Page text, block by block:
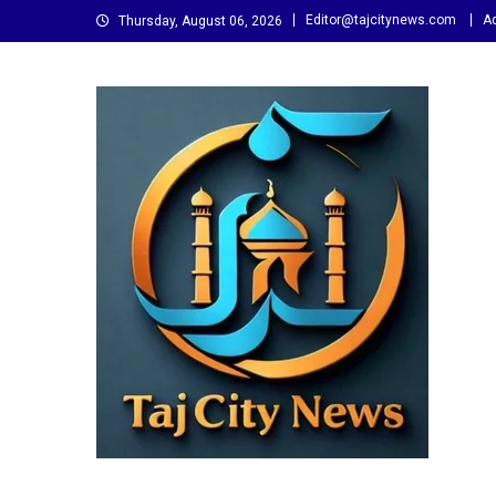
to
Thursday, August 06, 2026 Editor@tajcitynews.com